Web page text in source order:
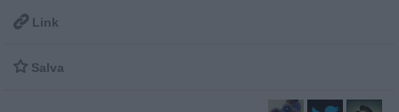
 Link
 Salva